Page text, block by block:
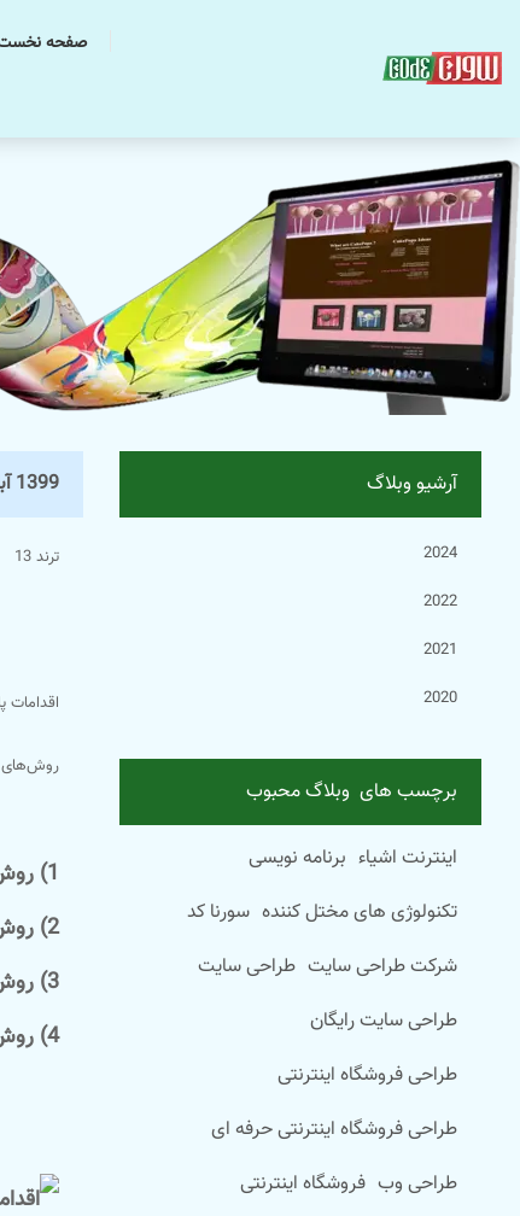
صفحه
1399 آبان 7, چهارشنبه
ترند 13
اقدامات
روش‌های
1) روش‌های پیش‌بینی جرم
2) روش‌های پیش‌بینی مجرم
3) روش‌های پیش‌بینی هویت مرتکبین جرم
4) روش‌های پیش‌بینی قربانیان جرم
آرشیو وبلاگ
2024
2022
2021
2020
برچسب های وبلاگ محبوب
اینترنت اشیاء برنامه نویسی
تکنولوژی های مختل کننده سورنا کد
شرکت طراحی سایت طراحی سایت
طراحی سایت رایگان
طراحی فروشگاه اینترنتی
طراحی فروشگاه اینترنتی حرفه ای
طراحی وب فروشگاه اینترنتی